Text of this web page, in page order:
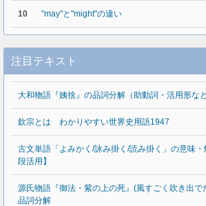
10 "may"と"might"の違い
注目テキスト
大和物語『姨捨』の品詞分解（助動詞・活用形など
欽宗とは わかりやすい世界史用語1947
古文単語「よみかく/詠み掛く/読み掛く」の意味
段活用】
源氏物語『御法・紫の上の死』(風すごく吹き出で
品詞分解